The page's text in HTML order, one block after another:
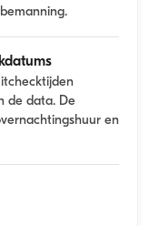
de data. De
en